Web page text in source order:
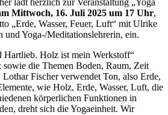
lädt herzlich zur Veranstaltung „Yoga
Mittwoch, 16. Juli 2025 um 17 Uhr,
„Erde, Wasser, Feuer, Luft“ mit Ulrike
und Yoga-/Meditationslehrerin, ein.
Hartlieb. Holz ist mein Werkstoff“
die Themen Boden, Raum, Zeit
Fischer verwendet Ton, also Erde,
wie Holz, Erde, Wasser, Luft, die
körperlichen Funktionen in
dreht sich die Yogaeinheit. Wir